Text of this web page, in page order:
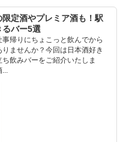
限定酒やプレミア酒も！駅
バー5選
帰りにちょこっと飲んでから
ませんか？今回は日本酒好き
飲みバーをご紹介いたしま